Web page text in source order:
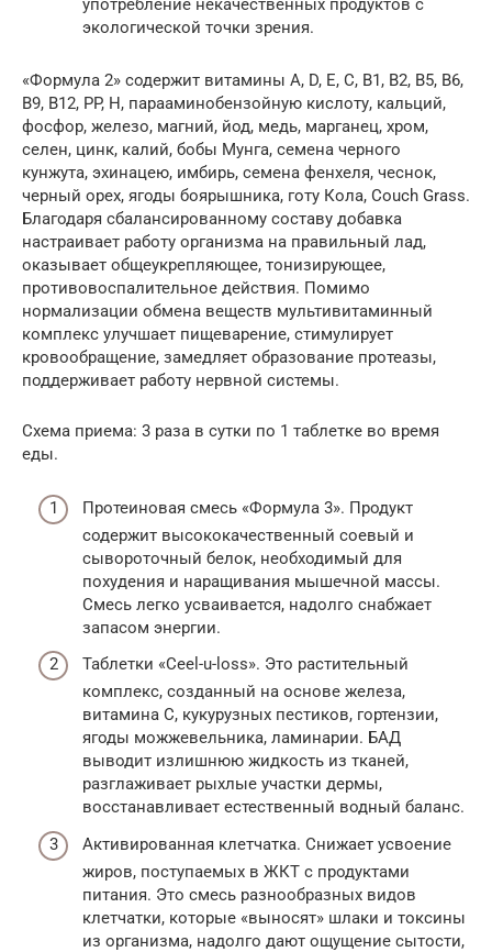
употребление некачественных продуктов с
экологической точки зрения.
«Формула 2» содержит витамины A, D, E, C, B1, B2, B5, B6,
B9, B12, PP, H, парааминобензойную кислоту, кальций,
фосфор, железо, магний, йод, медь, марганец, хром,
селен, цинк, калий, бобы Мунга, семена черного
кунжута, эхинацею, имбирь, семена фенхеля, чеснок,
черный орех, ягоды боярышника, готу Кола, Couch Grass.
Благодаря сбалансированному составу добавка
настраивает работу организма на правильный лад,
оказывает общеукрепляющее, тонизирующее,
противовоспалительное действия. Помимо
нормализации обмена веществ мультивитаминный
комплекс улучшает пищеварение, стимулирует
кровообращение, замедляет образование протеазы,
поддерживает работу нервной системы.
Схема приема: 3 раза в сутки по 1 таблетке во время
еды.
Протеиновая смесь «Формула 3». Продукт
содержит высококачественный соевый и
сывороточный белок, необходимый для
похудения и наращивания мышечной массы.
Смесь легко усваивается, надолго снабжает
запасом энергии.
Таблетки «Ceel-u-loss». Это растительный
комплекс, созданный на основе железа,
витамина C, кукурузных пестиков, гортензии,
ягоды можжевельника, ламинарии. БАД
выводит излишнюю жидкость из тканей,
разглаживает рыхлые участки дермы,
восстанавливает естественный водный баланс.
Активированная клетчатка. Снижает усвоение
жиров, поступаемых в ЖКТ с продуктами
питания. Это смесь разнообразных видов
клетчатки, которые «выносят» шлаки и токсины
из организма, надолго дают ощущение сытости,